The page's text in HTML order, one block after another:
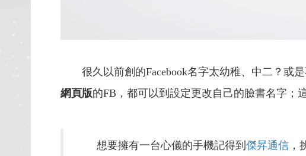
很久以前創的Facebook名字太幼稚、中二？或是
網頁版的FB，都可以到設定更改自己的臉書名字；
想要擁有一台心儀的手機記得到 傑昇通信 ，